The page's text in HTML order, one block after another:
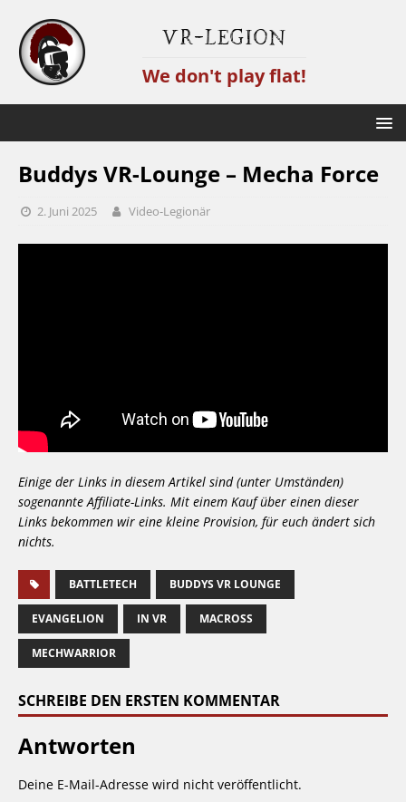
VR-Legion
We don't play flat!
Buddys VR-Lounge – Mecha Force
2. Juni 2025 Video-Legionär
Einige der Links in diesem Artikel sind (unter Umständen)
sogenannte Affiliate-Links. Mit einem Kauf über einen dieser
Links bekommen wir eine kleine Provision, für euch ändert sich
nichts.
BATTLETECH BUDDYS VR LOUNGE
EVANGELION IN VR MACROSS
MECHWARRIOR
SCHREIBE DEN ERSTEN KOMMENTAR
Antworten
Deine E-Mail-Adresse wird nicht veröffentlicht.